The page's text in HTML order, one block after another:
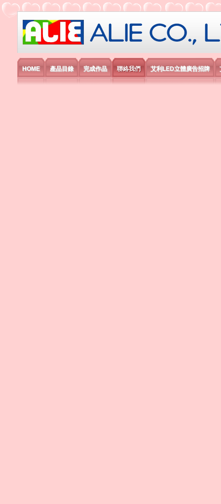
艾利國際電子有限公司
HOME 產品目錄 完成作品 聯絡我們 艾利LED立體廣告招牌